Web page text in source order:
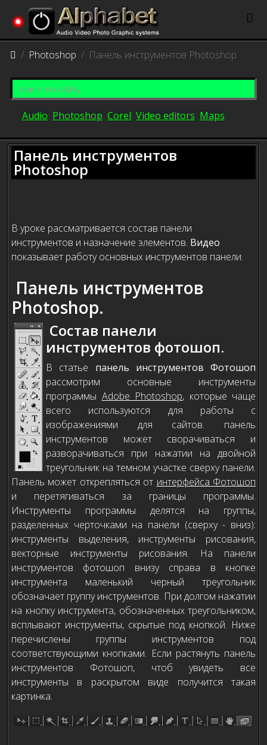
Photoshop Панель инструментов Photoshop
Audio Photoshop Corel Video editors Maps
Панель инструментов
Photoshop
В уроке рассматривается состав панели
инструментов и назначение элементов. Видео
показывает работу основных инструментов панели.
Панель инструментов
Photoshop.
Состав панели
инструментов фотошоп.
В статье панель инструментов Фотошоп
рассмотрим основные инструменты
программы Adobe Photoshop, которые чаще
всего используются для работы с
изображениями для сайтов. панель
инструментов может сворачиваться и
разворачиваться при нажатии на двойной
треугольник на темном участке сверху панели.
Панель может открепляться от интерфейса Фотошоп
и перетягиваться за границы программы.
Инструменты программы делятся на группы,
разделенных черточками на панели (сверху - вниз):
инструменты выделения, инструменты рисования,
векторные инструменты рисования. На панели
инструментов фотошоп внизу справа в кнопке
инструмента маленький черный треугольник
обозначает группу инструментов. При долгом нажатии
на кнопку инструмента, обозначенных треугольником,
всплывают инструменты, скрытые под кнопкой. Ниже
перечислены группы инструментов под
соответствующими кнопками. Если растянуть панель
инструментов Фотошоп, чтоб увидеть все
инструменты в раскрытом виде получится такая
картинка.